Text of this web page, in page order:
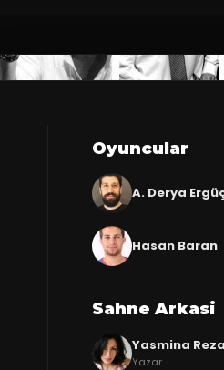
Oyuncular
A. Derya
Hasan Baran
Sahne Arkasi
Yasmina Reza
Yazar